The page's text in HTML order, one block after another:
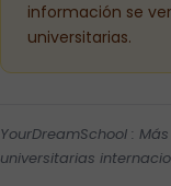
información se
universitarias.
YourDreamSchool :
universitarias